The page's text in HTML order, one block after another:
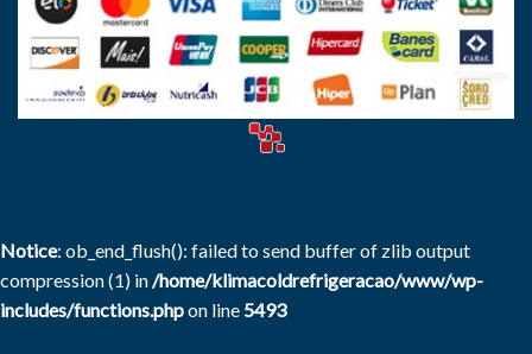
Notice: ob_end_flush(): failed to send buffer of zlib output
compression (1) in/home/klimacoldrefrigeracao/www/wp-
includes/functions.phpon line5493